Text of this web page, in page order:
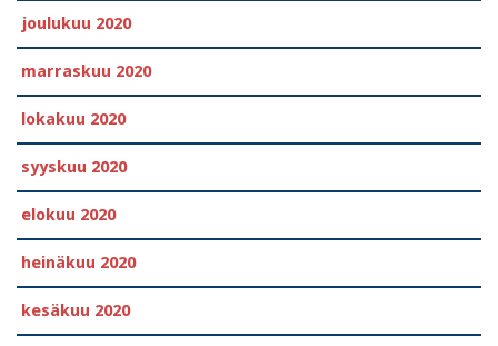
joulukuu 2020
marraskuu 2020
lokakuu 2020
syyskuu 2020
elokuu 2020
heinäkuu 2020
kesäkuu 2020